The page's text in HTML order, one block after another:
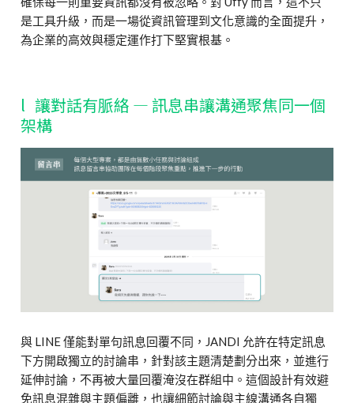
是工具升級，而是一場從資訊管理到文化意識的全面提升，
為企業的高效與穩定運作打下堅實根基。
l 讓對話有脈絡 — 訊息串讓溝通聚焦同一個
架構
與 LINE 僅能對單句訊息回覆不同，JANDI 允許在特定訊息
下方開啟獨立的討論串，針對該主題清楚劃分出來，並進行
延伸討論，不再被大量回覆淹沒在群組中。這個設計有效避
免訊息混雜與主題偏離，也讓細節討論與主線溝通各自獨